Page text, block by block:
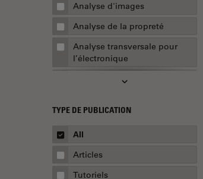
Analyse d'images
Analyse de la propreté
Analyse transversale pour
l’électronique
Contrôle de la qualité
Automobile et aérospatial
Biologie cellulaire
TYPE DE PUBLICATION
All
Articles
Tutoriels